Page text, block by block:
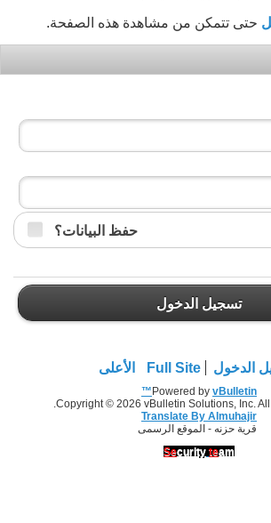
حتى تتمكن من مشاهدة هذه الصفحة.
حفظ البيانات؟
تسجيل الدخول
الدخول Full Site الأعلى
Powered by vBulletin™
Copyright © 2026 vBulletin Solutions, Inc. All
Translate By Almuhajir
قرية حزنه - الموقع الرسمى
Security team